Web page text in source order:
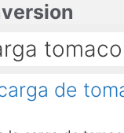
de